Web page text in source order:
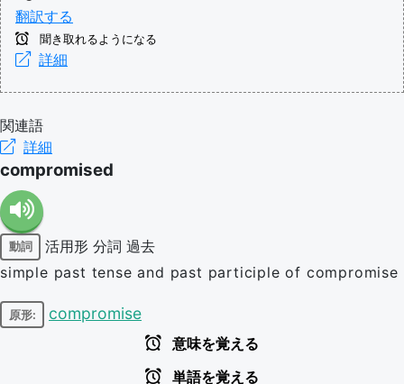
翻訳する
聞き取れるようになる
詳細
関連語
詳細
compromised
動詞 活用形 分詞 過去
simple past tense and past participle of compromise
原形: compromise
意味を覚える
単語を覚える